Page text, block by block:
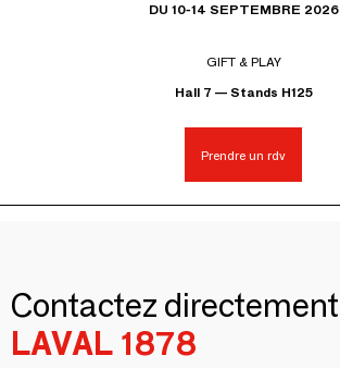
DU 10-14 SEPTEMBRE 2026
GIFT & PLAY
Hall 7 — Stands H125
Prendre un rdv
Contactez directement
LAVAL 1878